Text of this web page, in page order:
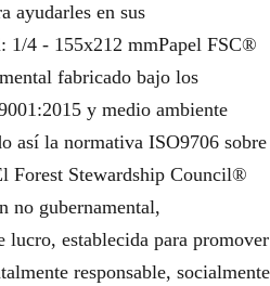
ayudarles en sus
1/4 - 155x212 mmPapel FSC®
fabricado bajo los
y medio ambiente
así la normativa ISO9706 sobre
Forest Stewardship Council®
no gubernamental,
lucro, establecida para promover
responsable, socialmente